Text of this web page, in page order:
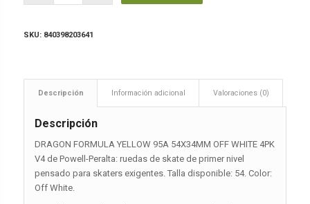
SKU: 840398203641
Descripción Información adicional Valoraciones (0)
Descripción
DRAGON FORMULA YELLOW 95A 54X34MM OFF WHITE 4PK
V4 de Powell-Peralta: ruedas de skate de primer nivel
pensado para skaters exigentes. Talla disponible: 54. Color:
Off White.